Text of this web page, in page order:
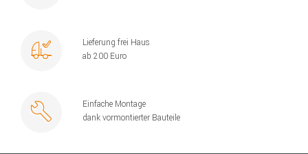
Lieferung frei Haus
ab 200 Euro
Einfache Montage
dank vormontierter Bauteile